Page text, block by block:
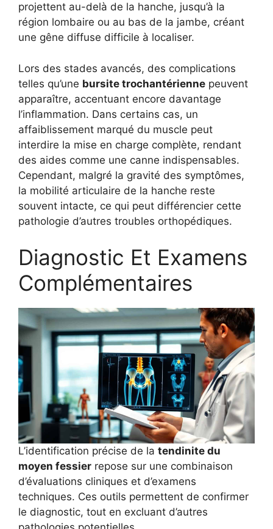
projettent au-delà de la hanche, jusqu’à la
région lombaire ou au bas de la jambe, créant
une gêne diffuse difficile à localiser.
Lors des stades avancés, des complications
telles qu’une bursite trochantérienne peuvent
apparaître, accentuant encore davantage
l’inflammation. Dans certains cas, un
affaiblissement marqué du muscle peut
interdire la mise en charge complète, rendant
des aides comme une canne indispensables.
Cependant, malgré la gravité des symptômes,
la mobilité articulaire de la hanche reste
souvent intacte, ce qui peut différencier cette
pathologie d’autres troubles orthopédiques.
Diagnostic Et Examens
Complémentaires
L’identification précise de la tendinite du
moyen fessier repose sur une combinaison
d’évaluations cliniques et d’examens
techniques. Ces outils permettent de confirmer
le diagnostic, tout en excluant d’autres